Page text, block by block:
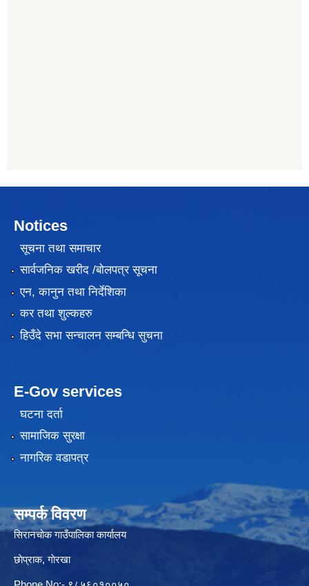
Notices
सूचना तथा समाचार
सार्वजनिक खरीद /बोलपत्र सूचना
एन, कानुन तथा निर्देशिका
कर तथा शुल्कहरु
हिउँदे सभा सन्चालन सम्बन्धि सुचना
E-Gov services
घटना दर्ता
सामाजिक सुरक्षा
नागरिक वडापत्र
सम्पर्क विवरण
सिरानचोक गाउँपालिका कार्यालय
छाेप्राक, गाेरखा